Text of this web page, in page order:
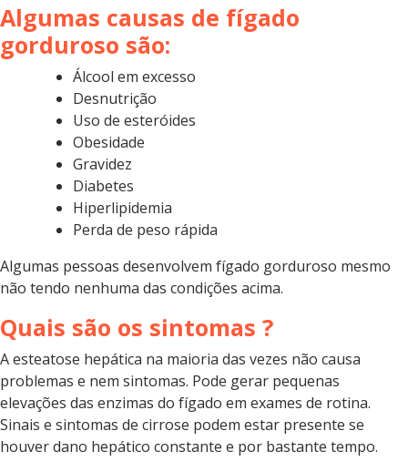
Algumas causas de fígado
gorduroso são:
Álcool em excesso
Desnutrição
Uso de esteróides
Obesidade
Gravidez
Diabetes
Hiperlipidemia
Perda de peso rápida
Algumas pessoas desenvolvem fígado gorduroso mesmo
não tendo nenhuma das condições acima.
Quais são os sintomas ?
A esteatose hepática na maioria das vezes não causa
problemas e nem sintomas. Pode gerar pequenas
elevações das enzimas do fígado em exames de rotina.
Sinais e sintomas de cirrose podem estar presente se
houver dano hepático constante e por bastante tempo.